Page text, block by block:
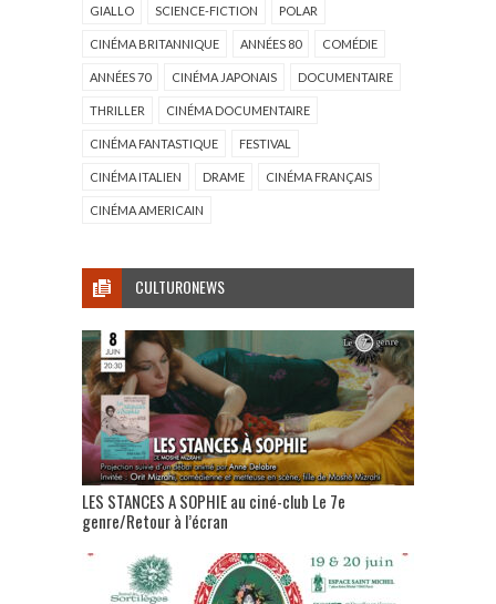
GIALLO SCIENCE-FICTION POLAR
CINÉMA BRITANNIQUE ANNÉES 80 COMÉDIE
ANNÉES 70 CINÉMA JAPONAIS DOCUMENTAIRE
THRILLER CINÉMA DOCUMENTAIRE
CINÉMA FANTASTIQUE FESTIVAL
CINÉMA ITALIEN DRAME CINÉMA FRANÇAIS
CINÉMA AMERICAIN
CULTURONEWS
LES STANCES A SOPHIE au ciné-club Le 7e
genre/Retour à l’écran